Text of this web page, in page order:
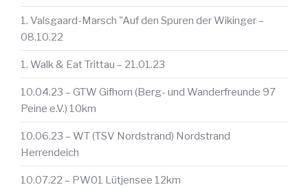
1. Valsgaard-Marsch "Auf den Spuren der Wikinger –
08.10.22
1. Walk & Eat Trittau – 21.01.23
10.04.23 – GTW Gifhorn (Berg- und Wanderfreunde 97
Peine e.V.) 10km
10.06.23 – WT (TSV Nordstrand) Nordstrand
Herrendeich
10.07.22 – PW01 Lütjensee 12km